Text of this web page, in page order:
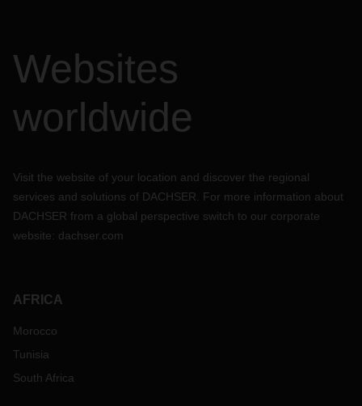
Websites
worldwide
Visit the website of your location and discover the regional
services and solutions of DACHSER. For more information about
DACHSER from a global perspective switch to our corporate
website: dachser.com
AFRICA
Morocco
Tunisia
South Africa